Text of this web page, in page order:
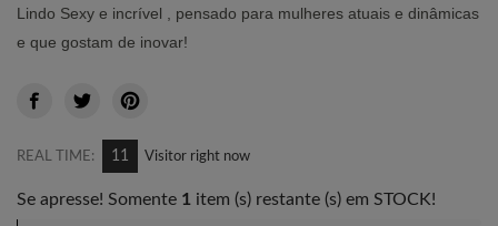
Lindo Sexy e incrível , pensado para mulheres atuais e dinâmicas
e que gostam de inovar!
REAL TIME: 11 Visitor right now
Se apresse! Somente 1 item (s) restante (s) em STOCK!